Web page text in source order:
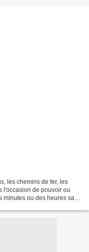
les chemins de fer, les
l'occasion de pouvoir ou
ou des heures sans